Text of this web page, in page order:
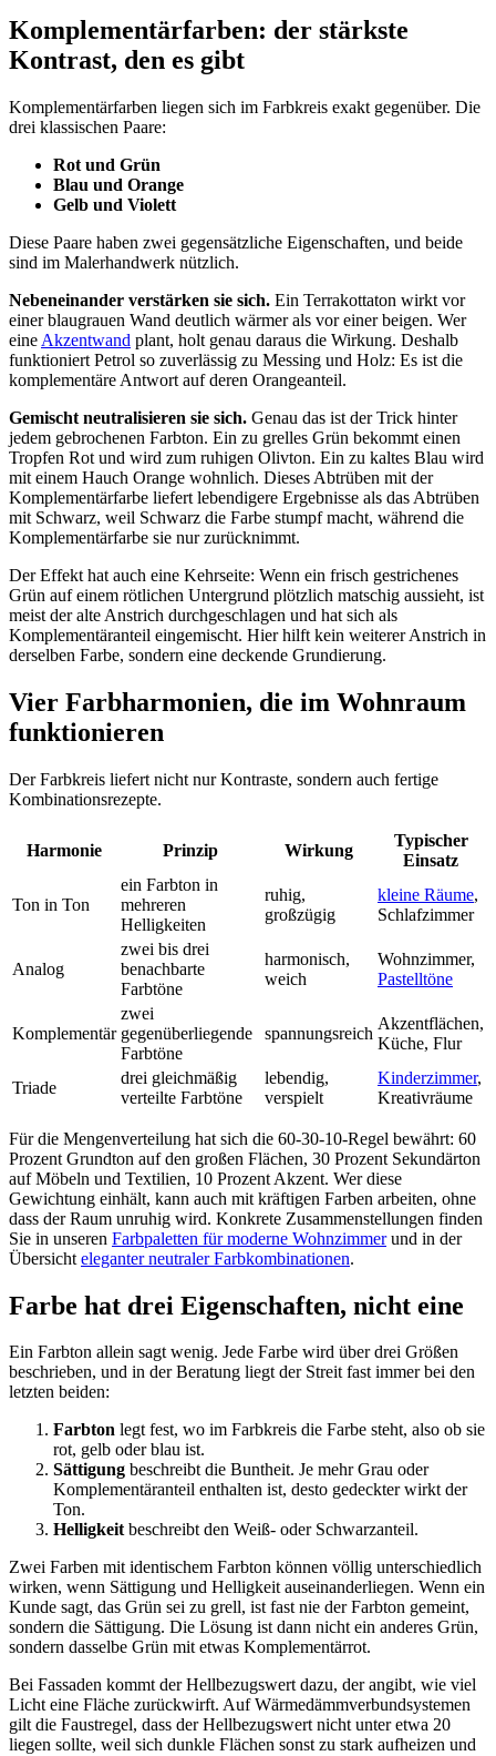
Komplementärfarben: der stärkste
Kontrast, den es gibt
Komplementärfarben liegen sich im Farbkreis exakt gegenüber. Die
drei klassischen Paare:
Rot und Grün
Blau und Orange
Gelb und Violett
Diese Paare haben zwei gegensätzliche Eigenschaften, und beide
sind im Malerhandwerk nützlich.
Nebeneinander verstärken sie sich. Ein Terrakottaton wirkt vor
einer blaugrauen Wand deutlich wärmer als vor einer beigen. Wer
eine Akzentwand plant, holt genau daraus die Wirkung. Deshalb
funktioniert Petrol so zuverlässig zu Messing und Holz: Es ist die
komplementäre Antwort auf deren Orangeanteil.
Gemischt neutralisieren sie sich. Genau das ist der Trick hinter
jedem gebrochenen Farbton. Ein zu grelles Grün bekommt einen
Tropfen Rot und wird zum ruhigen Olivton. Ein zu kaltes Blau wird
mit einem Hauch Orange wohnlich. Dieses Abtrüben mit der
Komplementärfarbe liefert lebendigere Ergebnisse als das Abtrüben
mit Schwarz, weil Schwarz die Farbe stumpf macht, während die
Komplementärfarbe sie nur zurücknimmt.
Der Effekt hat auch eine Kehrseite: Wenn ein frisch gestrichenes
Grün auf einem rötlichen Untergrund plötzlich matschig aussieht, ist
meist der alte Anstrich durchgeschlagen und hat sich als
Komplementäranteil eingemischt. Hier hilft kein weiterer Anstrich in
derselben Farbe, sondern eine deckende Grundierung.
Vier Farbharmonien, die im Wohnraum
funktionieren
Der Farbkreis liefert nicht nur Kontraste, sondern auch fertige
Kombinationsrezepte.
Harmonie Prinzip Wirkung
Typischer
Einsatz
Ton in Ton
ein Farbton in
mehreren
Helligkeiten
ruhig,
großzügig
kleine Räume,
Schlafzimmer
Analog
zwei bis drei
benachbarte
Farbtöne
harmonisch,
weich
Wohnzimmer,
Pastelltöne
Komplementär
zwei
gegenüberliegende
Farbtöne
spannungsreich
Akzentflächen,
Küche, Flur
Triade
drei gleichmäßig
verteilte Farbtöne
lebendig,
verspielt
Kinderzimmer,
Kreativräume
Für die Mengenverteilung hat sich die 60-30-10-Regel bewährt: 60
Prozent Grundton auf den großen Flächen, 30 Prozent Sekundärton
auf Möbeln und Textilien, 10 Prozent Akzent. Wer diese
Gewichtung einhält, kann auch mit kräftigen Farben arbeiten, ohne
dass der Raum unruhig wird. Konkrete Zusammenstellungen finden
Sie in unseren Farbpaletten für moderne Wohnzimmerund in der
Übersicht eleganter neutraler Farbkombinationen.
Farbe hat drei Eigenschaften, nicht eine
Ein Farbton allein sagt wenig. Jede Farbe wird über drei Größen
beschrieben, und in der Beratung liegt der Streit fast immer bei den
letzten beiden:
Farbton legt fest, wo im Farbkreis die Farbe steht, also ob sie
rot, gelb oder blau ist.
Sättigung beschreibt die Buntheit. Je mehr Grau oder
Komplementäranteil enthalten ist, desto gedeckter wirkt der
Ton.
Helligkeitbeschreibt den Weiß- oder Schwarzanteil.
Zwei Farben mit identischem Farbton können völlig unterschiedlich
wirken, wenn Sättigung und Helligkeit auseinanderliegen. Wenn ein
Kunde sagt, das Grün sei zu grell, ist fast nie der Farbton gemeint,
sondern die Sättigung. Die Lösung ist dann nicht ein anderes Grün,
sondern dasselbe Grün mit etwas Komplementärrot.
Bei Fassaden kommt der Hellbezugswert dazu, der angibt, wie viel
Licht eine Fläche zurückwirft. Auf Wärmedämmverbundsystemen
gilt die Faustregel, dass der Hellbezugswert nicht unter etwa 20
liegen sollte, weil sich dunkle Flächen sonst zu stark aufheizen und